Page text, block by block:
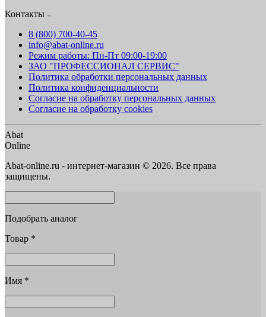
Контакты
8 (800) 700-40-45
info@abat-online.ru
Режим работы: Пн-Пт 09:00-19:00
ЗАО "ПРОФЕССИОНАЛ СЕРВИС"
Политика обработки персональных данных
Политика конфиденциальности
Согласие на обработку персональных данных
Согласие на обработку cookies
Abat
Online
Abat-online.ru - интернет-магазин © 2026. Все права
защищены.
Подобрать аналог
Товар *
Имя *